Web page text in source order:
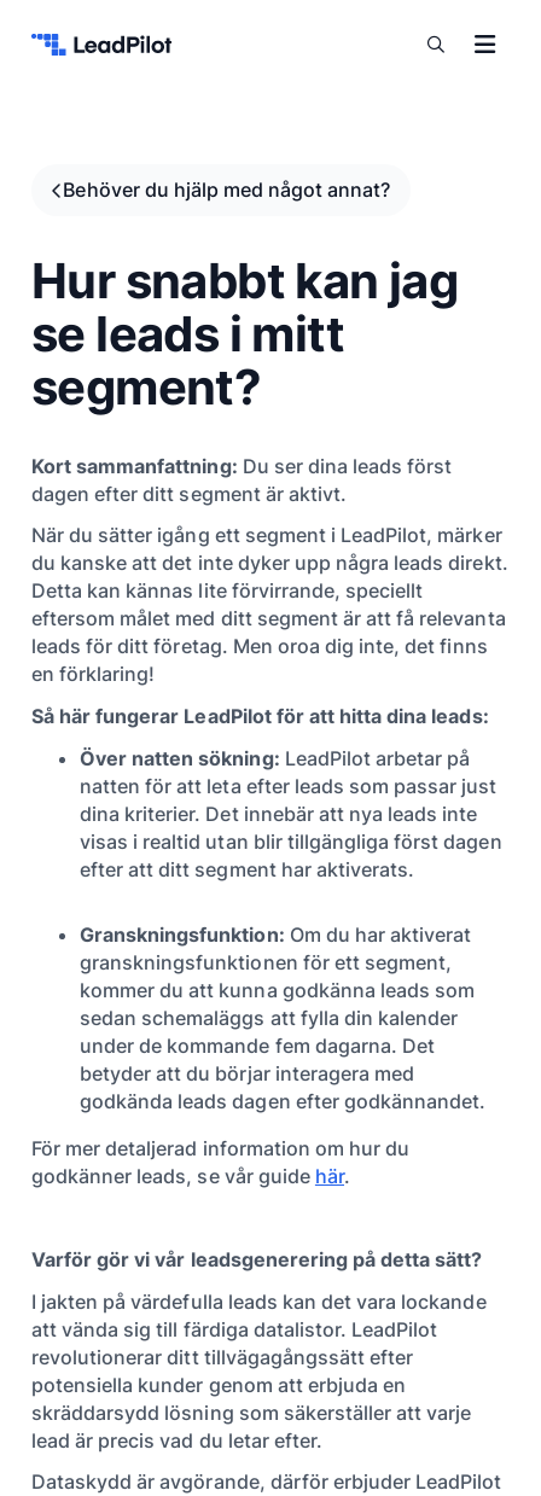
Behöver du hjälp med något annat?
Hur snabbt kan jag
se leads i mitt
segment?
Kort sammanfattning: Du ser dina leads först
dagen efter ditt segment är aktivt.
När du sätter igång ett segment i LeadPilot, märker
du kanske att det inte dyker upp några leads direkt.
Detta kan kännas lite förvirrande, speciellt
eftersom målet med ditt segment är att få relevanta
leads för ditt företag. Men oroa dig inte, det finns
en förklaring!
Så här fungerar LeadPilot för att hitta dina leads:
Över natten sökning: LeadPilot arbetar på
natten för att leta efter leads som passar just
dina kriterier. Det innebär att nya leads inte
visas i realtid utan blir tillgängliga först dagen
efter att ditt segment har aktiverats.
Granskningsfunktion: Om du har aktiverat
granskningsfunktionen för ett segment,
kommer du att kunna godkänna leads som
sedan schemaläggs att fylla din kalender
under de kommande fem dagarna. Det
betyder att du börjar interagera med
godkända leads dagen efter godkännandet.
För mer detaljerad information om hur du
godkänner leads, se vår guide här.
Varför gör vi vår leadsgenerering på detta sätt?
I jakten på värdefulla leads kan det vara lockande
att vända sig till färdiga datalistor. LeadPilot
revolutionerar ditt tillvägagångssätt efter
potensiella kunder genom att erbjuda en
skräddarsydd lösning som säkerställer att varje
lead är precis vad du letar efter.
Dataskydd är avgörande, därför erbjuder LeadPilot